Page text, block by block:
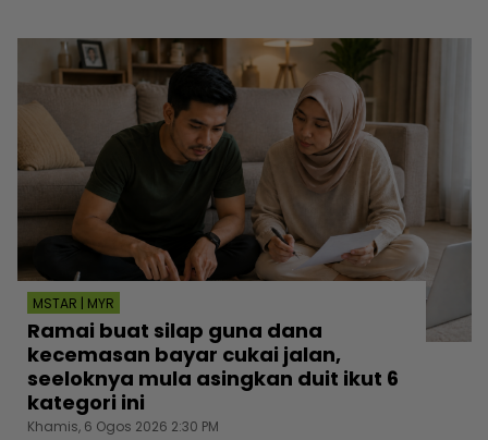
MSTAR | MYR
Ramai buat silap guna dana
kecemasan bayar cukai jalan,
seeloknya mula asingkan duit ikut 6
kategori ini
Khamis, 6 Ogos 2026 2:30 PM